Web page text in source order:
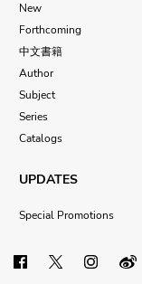
New
Forthcoming
中文書籍
Author
Subject
Series
Catalogs
UPDATES
Special Promotions